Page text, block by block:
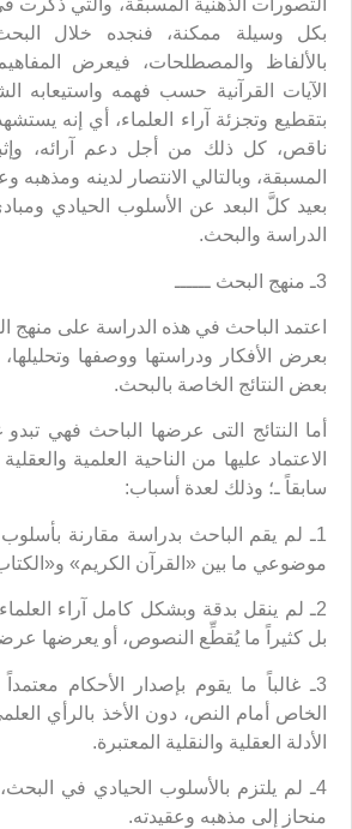
التصورات الذهنية المسبقة، والتي
بكل وسيلة ممكنة، فنجده خلال
بالألفاظ والمصطلحات، فيعرض
الآيات القرآنية حسب فهمه واستيعابه
بتقطيع وتجزئة آراء العلماء، أي إنه
ناقص، كل ذلك من أجل دعم آرائه،
المسبقة، وبالتالي الانتصار لدينه ومذهبه
بعيد كلَّ البعد عن الأسلوب الحيادي
الدراسة والبحث.
3ـ منهج البحث ــــــ
اعتمد الباحث في هذه الدراسة على منهج
بعرض الأفكار ودراستها ووصفها
بعض النتائج الخاصة بالبحث.
أما النتائج التى عرضها الباحث فهي
الاعتماد عليها من الناحية العلمية
سابقاً ـ؛ وذلك لعدة أسباب:
1ـ لم يقم الباحث بدراسة مقارنة
موضوعي ما بين «القرآن الكريم»
2ـ لم ينقل بدقة وبشكل كامل آراء
بل كثيراً ما يُقطِّع النصوص، أو يعرضها
3ـ غالباً ما يقوم بإصدار الأحكام
الخاص أمام النص، دون الأخذ بالرأي
الأدلة العقلية والنقلية المعتبرة.
4ـ لم يلتزم بالأسلوب الحيادي في
منحاز إلى مذهبه وعقيدته.